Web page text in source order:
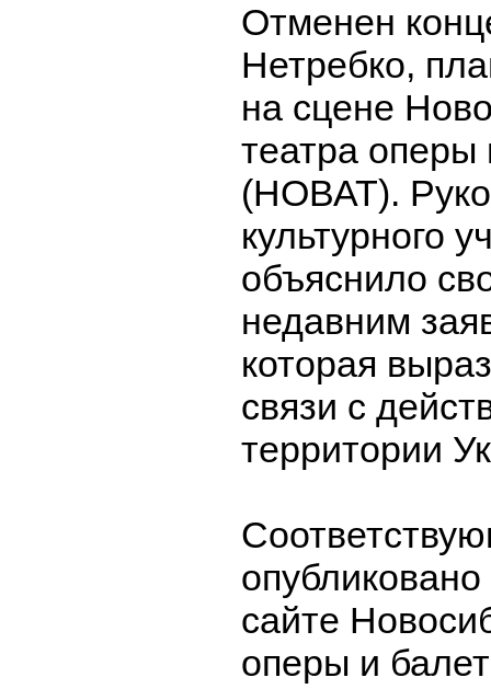
Отменен
Нетребко,
на сцене
театра оперы
(НОВАТ).
культурного
объяснило
недавним
которая
связи с
территории
сайте
оперы и